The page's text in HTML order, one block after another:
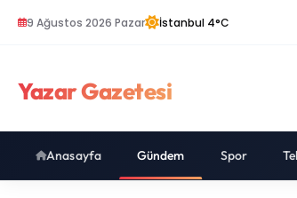
9 Ağustos 2026 Pazar İstanbul 4°C
Yazar Gazetesi
Anasayfa Gündem Spor